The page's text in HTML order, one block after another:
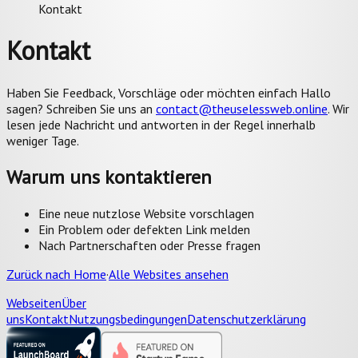
Kontakt
Kontakt
Haben Sie Feedback, Vorschläge oder möchten einfach Hallo
sagen? Schreiben Sie uns an contact@theuselessweb.online. Wir
lesen jede Nachricht und antworten in der Regel innerhalb
weniger Tage.
Warum uns kontaktieren
Eine neue nutzlose Website vorschlagen
Ein Problem oder defekten Link melden
Nach Partnerschaften oder Presse fragen
Zurück nach Home·Alle Websites ansehen
WebseitenÜber
unsKontaktNutzungsbedingungenDatenschutzerklärung